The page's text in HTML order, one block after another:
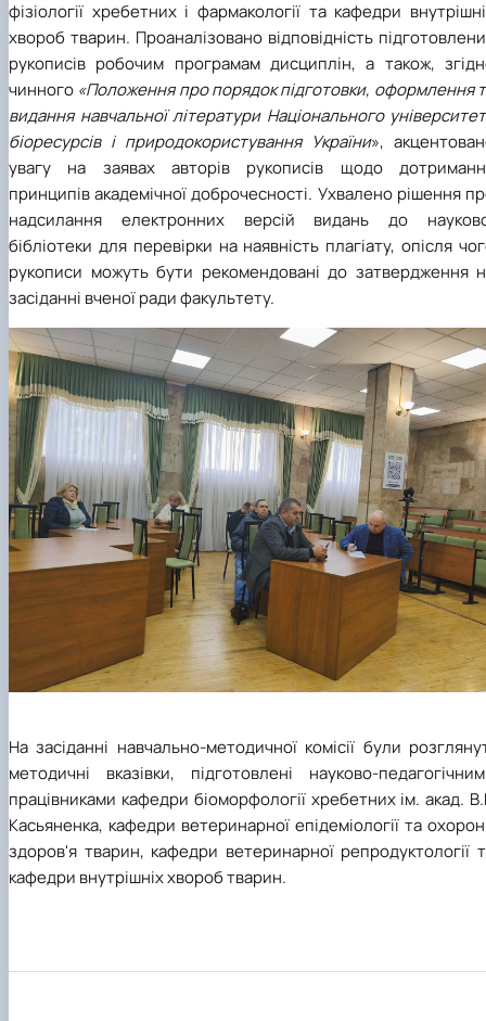
фізіології хребетних і фармакології та кафедри
хвороб тварин. Проаналізовано відповідність
рукописів робочим програмам дисциплін, а також,
чинного «Положення про порядок підготовки, оформлення
видання навчальної літератури Національного
біоресурсів і природокористування України»,
увагу на заявах авторів рукописів щодо
принципів академічної доброчесності. Ухвалено рішення
надсилання електронних версій видань до
бібліотеки для перевірки на наявність плагіату, опісля
рукописи можуть бути рекомендовані до затвердження
засіданні вченої ради факультету.
На засіданні навчально-методичної комісії були
методичні вказівки, підготовлені науково-
працівниками кафедри біоморфології хребетних ім. акад.
Касьяненка, кафедри ветеринарної епідеміології та
здоров'я тварин, кафедри ветеринарної репродуктології
кафедри внутрішніх хвороб тварин.